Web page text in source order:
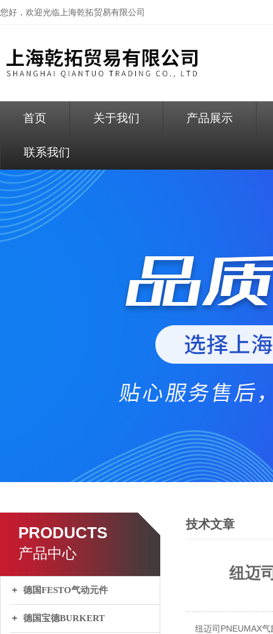
您好，欢迎光临上海乾拓贸易有限公司
首页 关于我们 产品展示
联系我们
PRODUCTS
产品中心
德国FESTO气动元件
德国宝德BURKERT
技术文章
纽迈
纽迈司PNEUMAX